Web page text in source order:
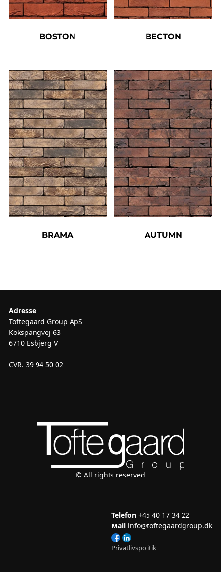
BOSTON BECTON
BRAMA AUTUMN
Adresse
Toftegaard Group ApS
Kokspangvej 63
6710 Esbjerg V
CVR. 39 94 50 02
© All rights reserved
Telefon +45 40 17 34 22
Mail info@toftegaardgroup.dk
Privatlivspolitik